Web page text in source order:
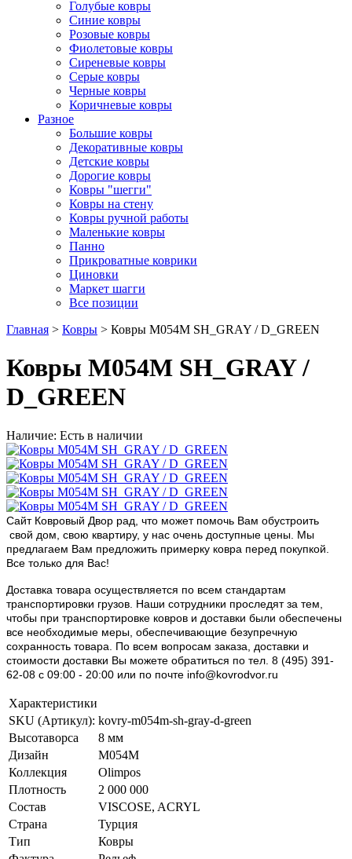
Голубые ковры
Синие ковры
Розовые ковры
Фиолетовые ковры
Сиреневые ковры
Серые ковры
Черные ковры
Коричневые ковры
Разное
Большие ковры
Декоративные ковры
Детские ковры
Дорогие ковры
Ковры "шегги"
Ковры на стену
Ковры ручной работы
Маленькие ковры
Панно
Прикроватные коврики
Циновки
Маркет шагги
Все позиции
Главная > Ковры > Ковры M054M SH_GRAY / D_GREEN
Ковры M054M SH_GRAY /
D_GREEN
Наличие: Есть в наличии
Сайт Ковровый Двор рад, что может помочь Вам обустроить
свой дом, свою квартиру, у нас очень доступные цены. Мы
предлагаем Вам предложить примерку ковра перед покупкой.
Все только для Вас!
Доставка товара осуществляется по всем стандартам
транспортировки грузов. Наши сотрудники проследят за тем,
чтобы при транспортировке ковров и доставки были обеспечены
все необходимые меры, обеспечивающие безупречную
сохранность товара. По всем вопросам заказа, доставки и
стоимости доставки Вы можете обратиться по тел. 8 (495) 391-
62-08 c 09:00 - 20:00 или по почте info@kovrodvor.ru
Характеристики
SKU (Артикул): kovry-m054m-sh-gray-d-green
Высотаворса
8 мм
Дизайн
M054M
Коллекция
Olimpos
Плотность
2 000 000
Состав
VISCOSE, ACRYL
Страна
Турция
Тип
Ковры